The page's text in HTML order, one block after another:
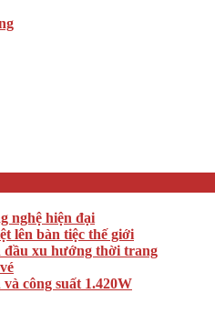
nghệ hiện đại
lên bàn tiệc thế giới
đầu xu hướng thời trang
công suất 1.420W